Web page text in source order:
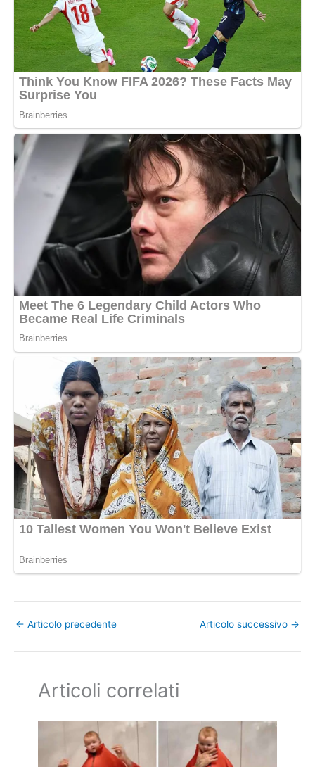
← Articolo precedente Articolo successivo →
Articoli correlati